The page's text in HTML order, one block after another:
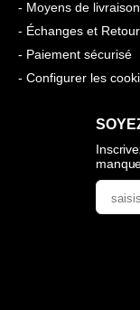
- Moyens de livraison
- Échanges et
- Paiement sécurisé
- Configurer les